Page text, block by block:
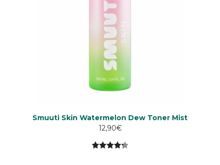
Smuuti Skin Watermelon Dew Toner Mist
12,90€